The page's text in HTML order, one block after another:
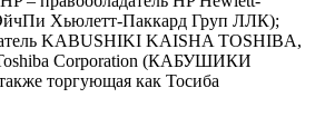
Хьюлетт-Паккард Груп ЛЛК);
KABUSHIKI KAISHA TOSHIBA,
Toshiba Corporation (КАБУШИКИ
торгующая как Тосиба